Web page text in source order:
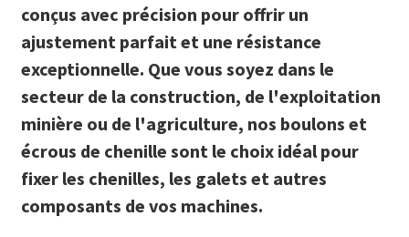
conçus avec précision pour offrir un
ajustement parfait et une résistance
exceptionnelle. Que vous soyez dans le
secteur de la construction, de l'exploitation
minière ou de l'agriculture, nos boulons et
écrous de chenille sont le choix idéal pour
fixer les chenilles, les galets et autres
composants de vos machines.